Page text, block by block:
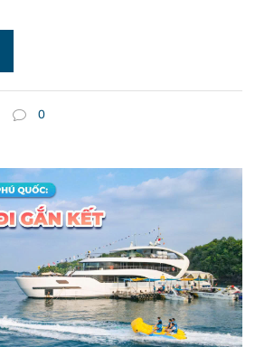
0